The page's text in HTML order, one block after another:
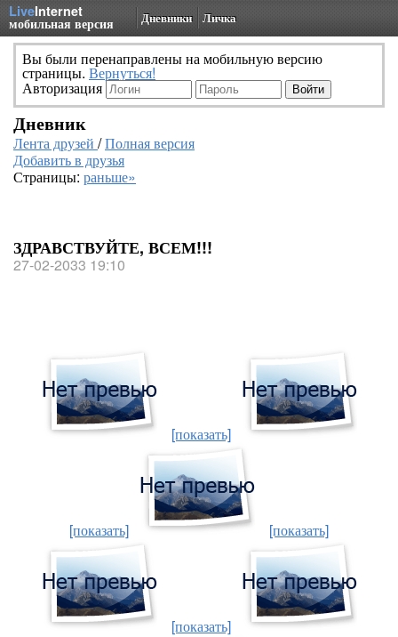
LiveInternet
мобильная версия Дневники Личка
Вы были перенаправлены на мобильную версию
страницы. Вернуться!
Авторизация
Дневник
Лента друзей /Полная версия
Добавить в друзья
Страницы: раньше»
ЗДРАВСТВУЙТЕ, ВСЕМ!!!
27-02-2033 19:10
[показать]
[показать] [показать]
[показать]